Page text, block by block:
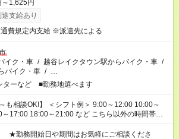
1,625円
支給あり
費規定内支給 ※派遣先による
イク・車 / 越谷レイクタウン駅からバイク・車 /
バイク・車 / …
ターなど ■勤務地選べます
シフト例＞ 9:00～12:00 10:00～
18:00～21:00 など こちら以外の時間帯も
談ください！
★勤務開始日や期間はお気軽にご相談くださ